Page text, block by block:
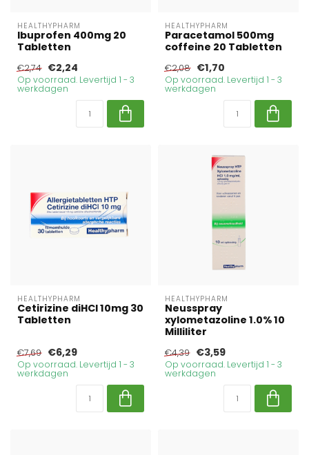
HEALTHYPHARM
Ibuprofen 400mg 20
Tabletten
€2,74 €2,24
Op voorraad. Levertijd 1 - 3
werkdagen
HEALTHYPHARM
Paracetamol 500mg
coffeine 20 Tabletten
€2,08 €1,70
Op voorraad. Levertijd 1 - 3
werkdagen
HEALTHYPHARM
Cetirizine diHCl 10mg 30
Tabletten
€7,69 €6,29
Op voorraad. Levertijd 1 - 3
werkdagen
HEALTHYPHARM
Neusspray
xylometazoline 1.0% 10
Milliliter
€4,39 €3,59
Op voorraad. Levertijd 1 - 3
werkdagen